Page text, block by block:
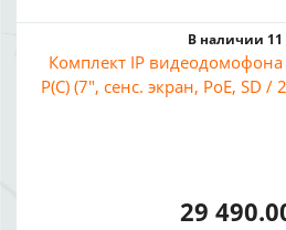
В наличии
Комплект IP видеодомофона
P(C) (7", сенс. экран, PoE, SD
29